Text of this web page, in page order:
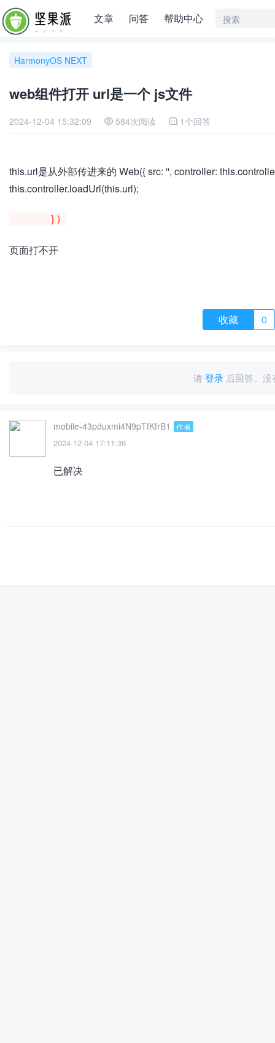
文章 问答 帮助中心
HarmonyOS NEXT
web组件打开 url是一个 js文件
2024-12-04 15:32:09 584次阅读 1个回答
this.url是从外部传进来的 Web({ src: '', controller:
this.controller.loadUrl(this.url);
页面打不开
收藏 0
请登录后回答。没
mobile-43pduxmi4N9pTfKfrB1 作者
2024-12-04 17:11:36
已解决